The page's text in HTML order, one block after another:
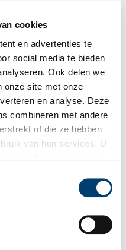
cookies
en advertenties te
social media te bieden
Ook delen we
onze site met onze
en analyse. Deze
combineren met andere
of die ze hebben
van hun services. U
op zoek naar de
midwinter
is er weer van alles